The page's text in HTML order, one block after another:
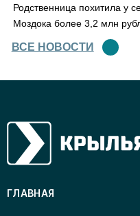
Родственница похитила у
Моздока более 3,2 млн
ВСЕ НОВОСТИ
ГЛАВНАЯ